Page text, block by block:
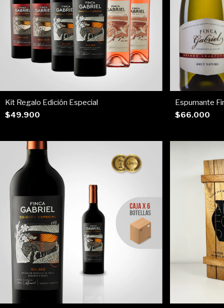
Kit Regalo Edición Especial
$49.900
Espumante
$66.000